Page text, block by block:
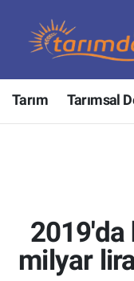
Tarım Tarımsal
2019'da
milyar
Tarım
Hayvancılık
Tarımsal
Tarım
Nöbetçi
Hava Durumu
Tüm
Son Dakika